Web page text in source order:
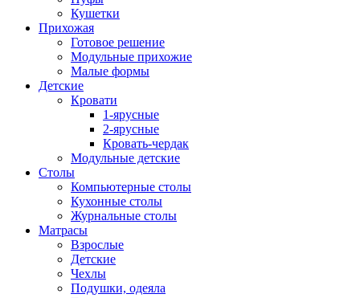
Кушетки
Прихожая
Готовое решение
Модульные прихожие
Малые формы
Детские
Кровати
1-ярусные
2-ярусные
Кровать-чердак
Модульные детские
Столы
Компьютерные столы
Кухонные столы
Журнальные столы
Матрасы
Взрослые
Детские
Чехлы
Подушки, одеяла